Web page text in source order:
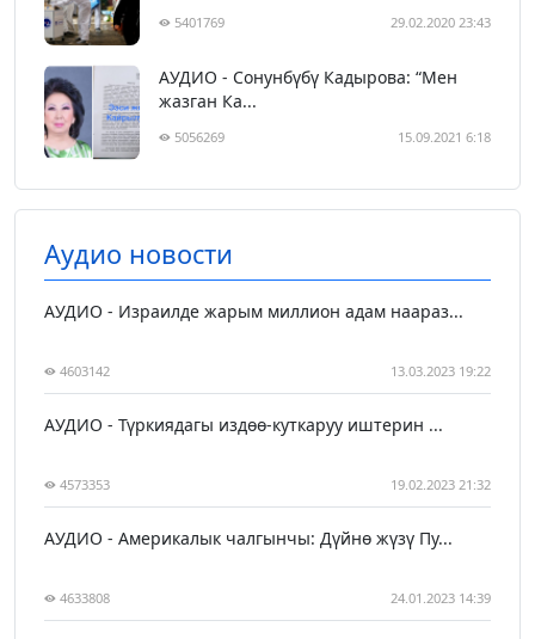
5401769 29.02.2020 23:43
АУДИО - Сонунбүбү Кадырова: “Мен
жазган Ка...
5056269 15.09.2021 6:18
Аудио новости
АУДИО - Израилде жарым миллион адам наараз...
4603142 13.03.2023 19:22
АУДИО - Түркиядагы издөө-куткаруу иштерин ...
4573353 19.02.2023 21:32
АУДИО - Америкалык чалгынчы: Дүйнө жүзү Пу...
4633808 24.01.2023 14:39